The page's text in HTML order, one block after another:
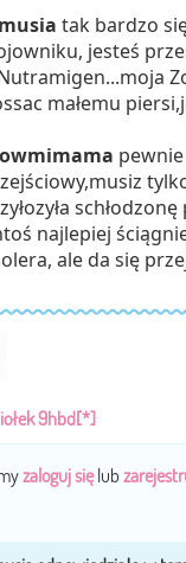
tak bardzo
jesteś
małemu
najlepiej
ale da się
9hbd[*]
zaloguj sięlub